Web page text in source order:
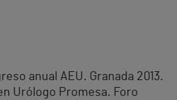
anual AEU. Granada 2013.
Urólogo Promesa. Foro